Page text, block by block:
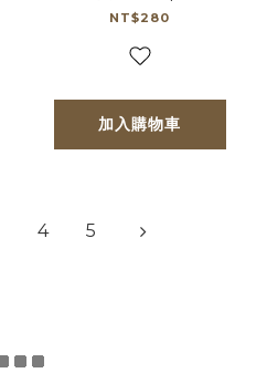
NT$280
加入購物車
4 5